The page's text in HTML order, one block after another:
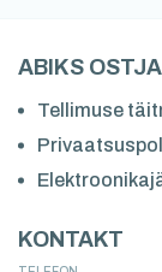
ABIKS
Tellimuse
KONTAKT